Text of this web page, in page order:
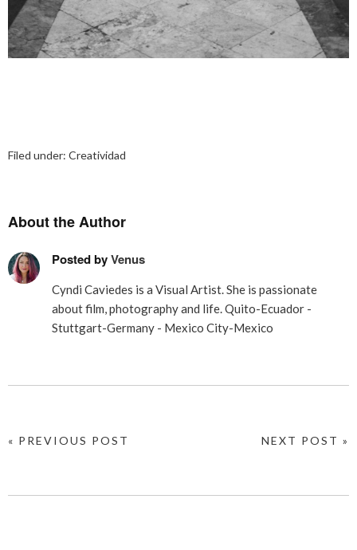
Filed under: Creatividad
About the Author
Posted byVenus
Cyndi Caviedes is a Visual Artist. She is passionate
about film, photography and life. Quito-Ecuador -
Stuttgart-Germany - Mexico City-Mexico
NEXT POST »
« PREVIOUS POST